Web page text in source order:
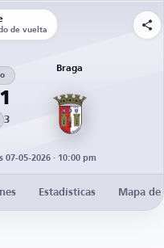
de vuelta
1
3
Braga
07-05-2026 · 10:00 pm
Estadísticas Mapa